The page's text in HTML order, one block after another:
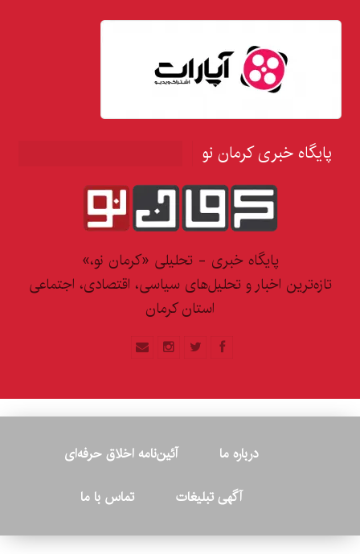
پایگاه خبری کرمان نو
پایگاه خبری - تحلیلی «کرمان نو،»
تازه‌ترین اخبار و تحلیل‌های سیاسی، اقتصادی، اجتماعی
استان کرمان
درباره ما
آئین‌نامه اخلاق حرفه‌ای
آگهی تبلیغات
تماس با ما